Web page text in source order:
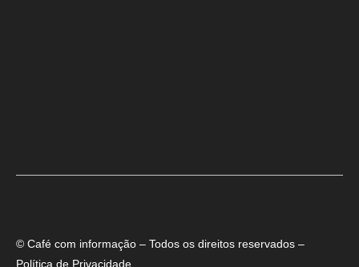
© Café com informação – Todos os direitos reservados –
Política de Privacidade